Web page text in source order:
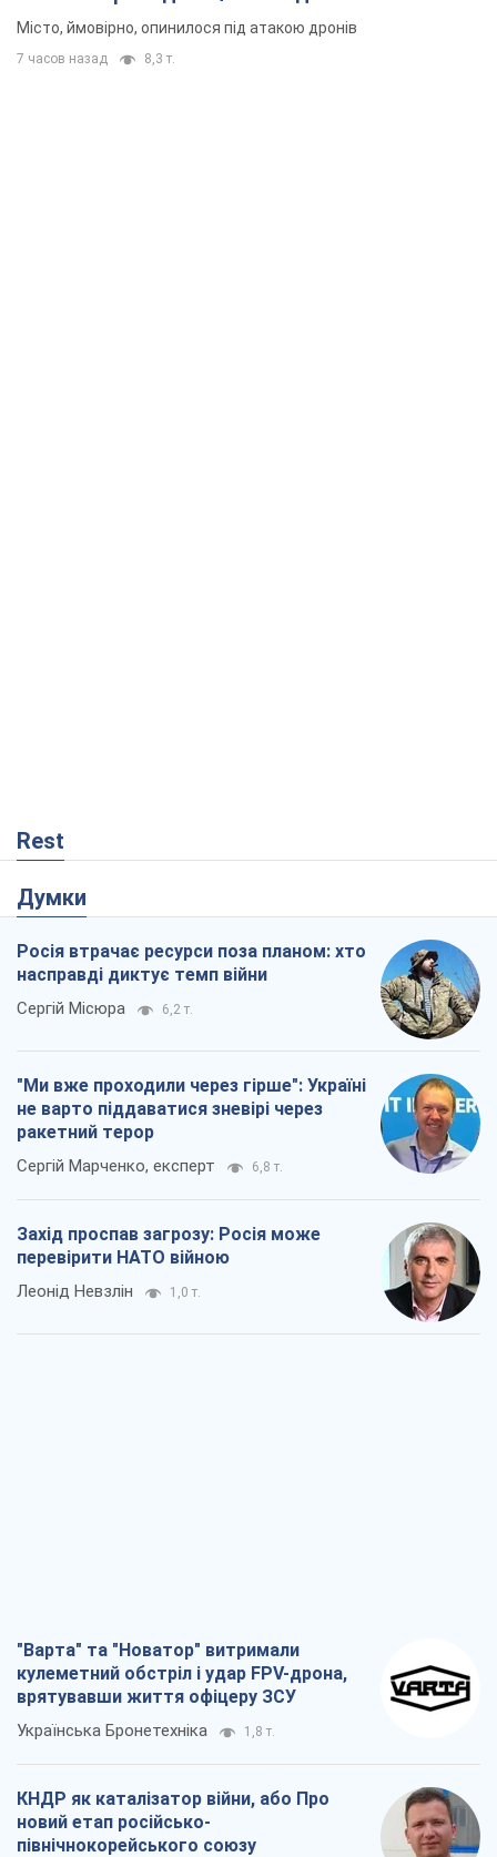
Місто, ймовірно, опинилося під атакою дронів
7 часов назад 8,3 т.
Rest
Думки
Росія втрачає ресурси поза планом: хто
насправді диктує темп війни
Сергій Місюра 6,2 т.
"Ми вже проходили через гірше": Україні
не варто піддаватися зневірі через
ракетний терор
Сергій Марченко, експерт 6,8 т.
Захід проспав загрозу: Росія може
перевірити НАТО війною
Леонід Невзлін 1,0 т.
"Варта" та "Новатор" витримали
кулеметний обстріл і удар FPV-дрона,
врятувавши життя офіцеру ЗСУ
Українська Бронетехніка 1,8 т.
КНДР як каталізатор війни, або Про
новий етап російсько-
північнокорейського союзу